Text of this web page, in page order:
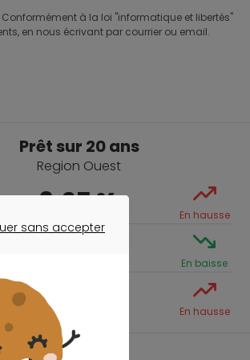
à la loi "informatique et libertés"
en nous écrivant par courrier ou email.
Prêt sur 20 ans
Region Ouest
3,25 % En hausse
En baisse
En hausse
sans accepter